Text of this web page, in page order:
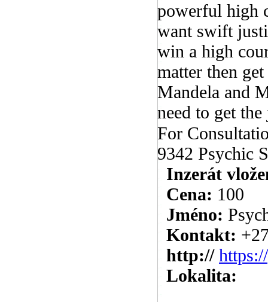
powerful high
want swift
win a high
matter then
Mandela and
need to get
For
9342 Psychic
Inzerát
Cena: 100
Jméno:
Kontakt:
http://
Lokalita: